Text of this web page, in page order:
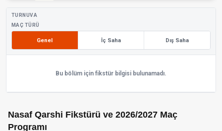
TURNUVA
MAÇ TÜRÜ
Genel İç Saha Dış Saha
Bu bölüm için fikstür bilgisi bulunamadı.
Nasaf Qarshi Fikstürü ve 2026/2027 Maç
Programı